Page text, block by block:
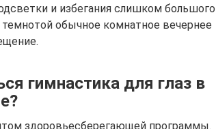
и избегания слишком большого
обычное комнатное вечернее
гимнастика для глаз в
здоровьесберегающей программы.